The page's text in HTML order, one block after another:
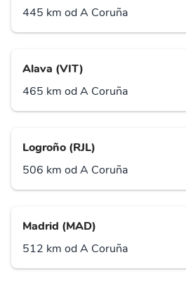
445 km od A Coruña
Alava (VIT)
465 km od A Coruña
Logroño (RJL)
506 km od A Coruña
Madrid (MAD)
512 km od A Coruña